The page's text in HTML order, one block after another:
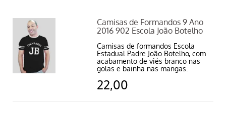
Camisas de Formandos 9 Ano
2016 902 Escola João Botelho
Camisas de formandos Escola
Estadual Padre João Botelho, com
acabamento de viés branco nas
golas e bainha nas mangas.
22,00